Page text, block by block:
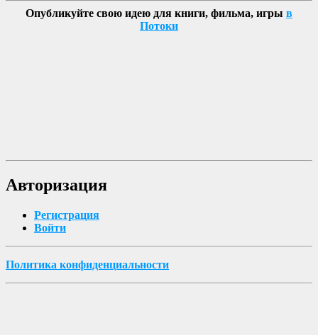
Опубликуйте свою идею для книги, фильма, игры в
Потоки
Авторизация
Регистрация
Войти
Политика конфиденциальности